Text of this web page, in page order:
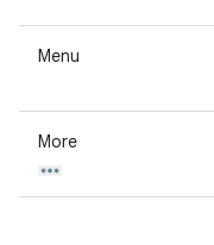
Menu
More